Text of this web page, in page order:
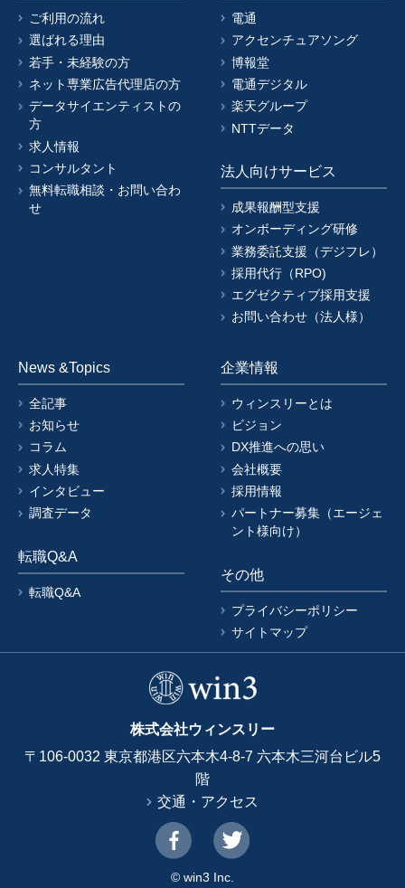
ご利用の流れ
選ばれる理由
若手・未経験の方
ネット専業広告代理店の方
データサイエンティストの
方
求人情報
コンサルタント
無料転職相談・お問い合わ
せ
電通
アクセンチュアソング
博報堂
電通デジタル
楽天グループ
NTTデータ
法人向けサービス
成果報酬型支援
オンボーディング研修
業務委託支援（デジフレ）
採用代行（RPO)
エグゼクティブ採用支援
お問い合わせ（法人様）
News &Topics
全記事
お知らせ
コラム
求人特集
インタビュー
調査データ
転職Q&A
転職Q&A
企業情報
ウィンスリーとは
ビジョン
DX推進への思い
会社概要
採用情報
パートナー募集（エージェ
ント様向け）
その他
プライバシーポリシー
サイトマップ
株式会社ウィンスリー
〒106-0032 東京都港区六本木4-8-7 六本木三河台ビル5
階
交通・アクセス
© win3 Inc.